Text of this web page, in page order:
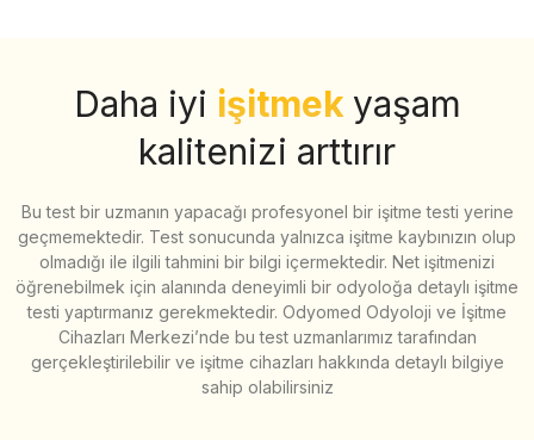
Daha iyi işitmek yaşam
kalitenizi arttırır
Bu test bir uzmanın yapacağı profesyonel bir işitme testi yerine
geçmemektedir. Test sonucunda yalnızca işitme kaybınızın olup
olmadığı ile ilgili tahmini bir bilgi içermektedir. Net işitmenizi
öğrenebilmek için alanında deneyimli bir odyoloğa detaylı işitme
testi yaptırmanız gerekmektedir. Odyomed Odyoloji ve İşitme
Cihazları Merkezi’nde bu test uzmanlarımız tarafından
gerçekleştirilebilir ve işitme cihazları hakkında detaylı bilgiye
sahip olabilirsiniz